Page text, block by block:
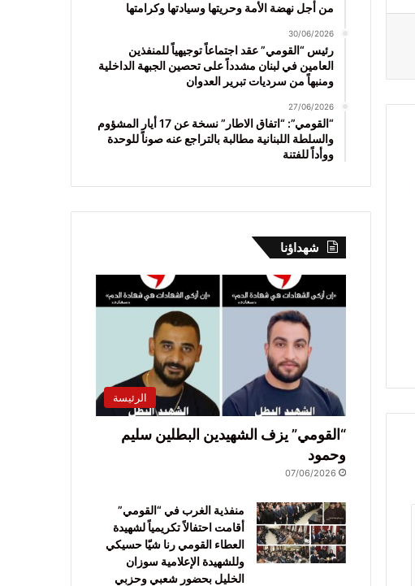
من أجل نهضة الأمة وحريتها وسيادتها وكرامتها
30/06/2026
رئيس “القومي” عقد اجتماعاً توجيهياً للمنفذين
العامين في لبنان مشدداً على تحصين الجبهة الداخلية
ومنبهاً من سرديات تبرير العدوان
27/06/2026
“القومي”: “اتفاق الاطار” نسخة عن 17 أيار المشؤوم
والسلطة اللبنانية مطالبة بالتراجع عنه صوناً للوحدة
ووأداً للفتنة
شهداؤنا
الرئيسة
“القومي” يزف الشهيدين البطلين سليم
وحمود
07/06/2026
منفذية الغرب في “القومي”
أقامت احتفالاً تكريمياً لشهيدة
العطاء القومي رنا شيّا حسيكي
وللشهيدة الإعلامية سوزان
الخليل بحضور شعبي وحزبي